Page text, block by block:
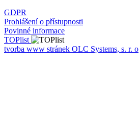
GDPR
Prohlášení o přístupnosti
Povinné informace
TOPlist
tvorba www stránek OLC Systems, s. r. o